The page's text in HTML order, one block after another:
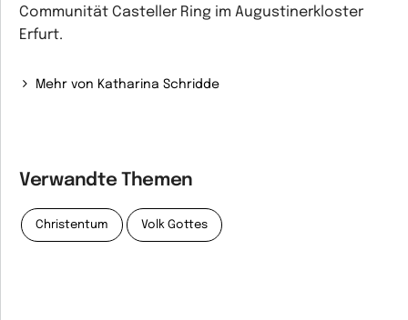
Communität Casteller Ring im Augustinerkloster
Erfurt.
Mehr von Katharina Schridde
Verwandte Themen
Christentum Volk Gottes